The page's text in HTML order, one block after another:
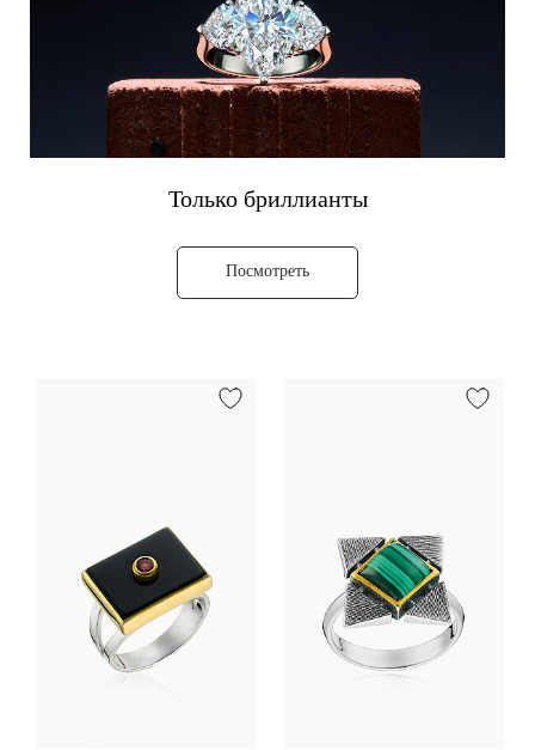
Только бриллианты
Посмотреть